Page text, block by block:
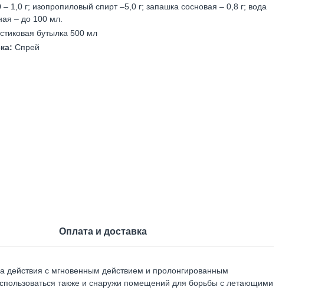
– 1,0 г; изопропиловый спирт –5,0 г; запашка сосновая – 0,8 г; вода
– до 100 мл.
бутылка 500 мл
Спрей
Оплата и доставка
действия с мгновенным действием и пролонгированным
также и снаружи помещений для борьбы с летающими